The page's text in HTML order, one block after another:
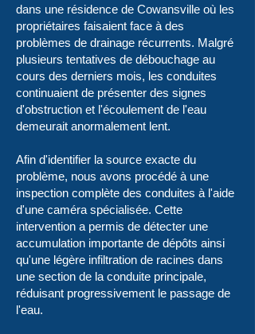
dans une résidence de Cowansville où les
propriétaires faisaient face à des
problèmes de drainage récurrents. Malgré
plusieurs tentatives de débouchage au
cours des derniers mois, les conduites
continuaient de présenter des signes
d'obstruction et l'écoulement de l'eau
demeurait anormalement lent.
Afin d'identifier la source exacte du
problème, nous avons procédé à une
inspection complète des conduites à l'aide
d'une caméra spécialisée. Cette
intervention a permis de détecter une
accumulation importante de dépôts ainsi
qu'une légère infiltration de racines dans
une section de la conduite principale,
réduisant progressivement le passage de
l'eau.